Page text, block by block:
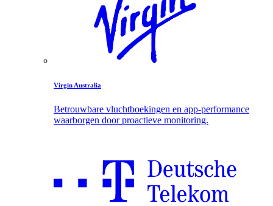
Virgin Australia
Betrouwbare vluchtboekingen en app-performance
waarborgen door proactieve monitoring.